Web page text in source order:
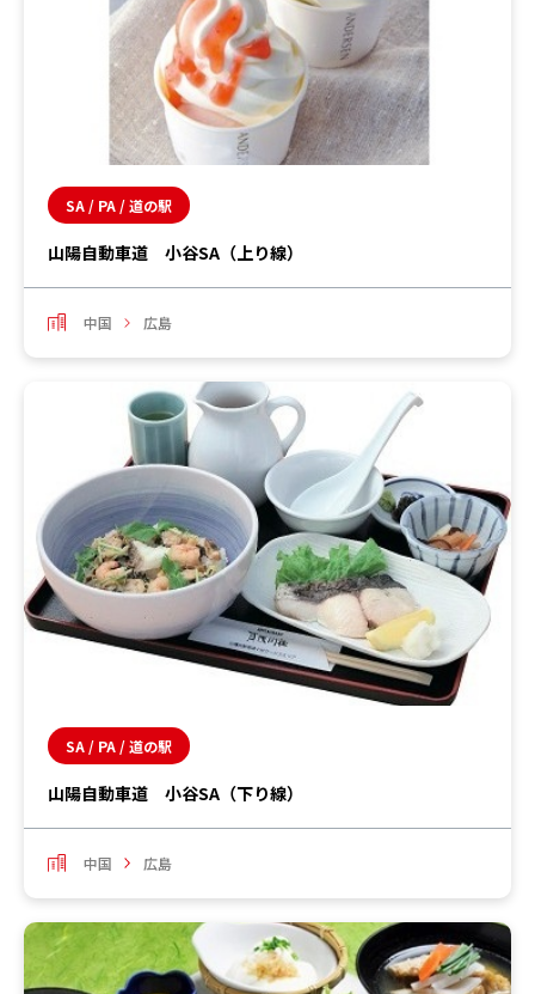
SA / PA / 道の駅
山陽自動車道 小谷SA（上り線）
中国 広島
SA / PA / 道の駅
山陽自動車道 小谷SA（下り線）
中国 広島